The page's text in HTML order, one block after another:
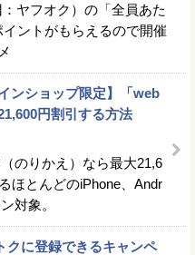
ヤフオク）の「全員あた
ントがもらえるので開催
ンショップ限定】「web
円割引する方法
のりかえ）なら最大21,6
ほとんどのiPhone、Andr
対象。
に登録できるキャンペ